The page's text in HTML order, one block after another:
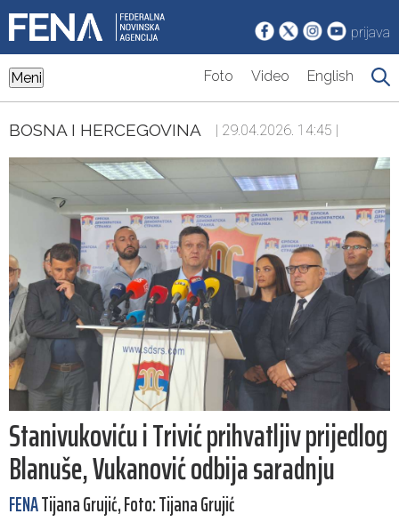
prijava
Meni Foto Video English
BOSNA I HERCEGOVINA | 29.04.2026. 14:45 |
Stanivukoviću i Trivić prihvatljiv prijedlog
Blanuše, Vukanović odbija saradnju
FENATijana Grujić, Foto: Tijana Grujić